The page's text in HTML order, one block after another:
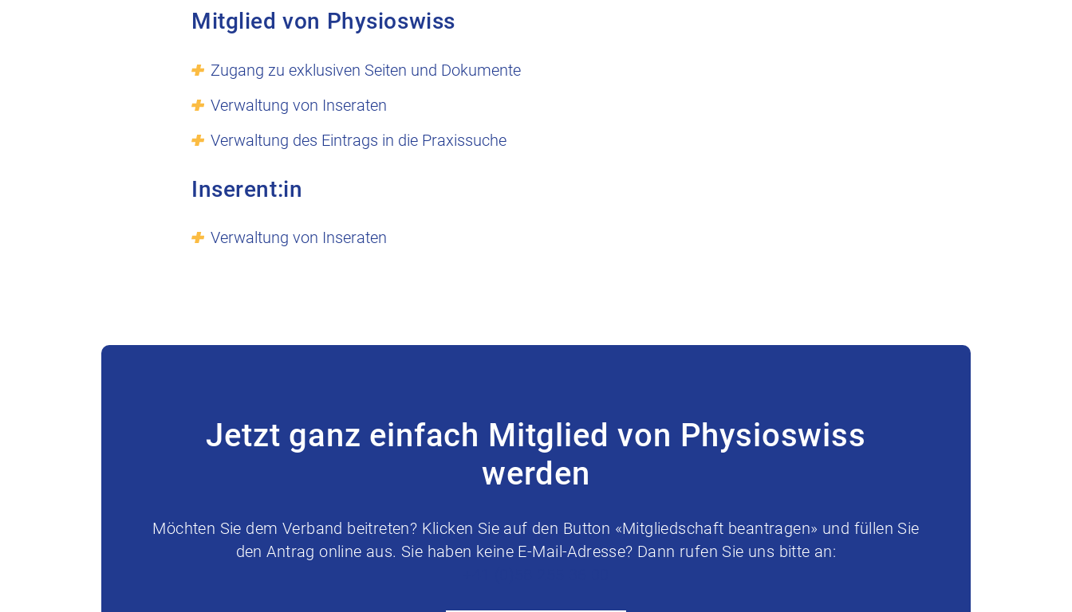
Mitglied von Physioswiss
Zugang zu exklusiven Seiten und Dokumente
Verwaltung von Inseraten
Verwaltung des Eintrags in die Praxissuche
Inserent:in
Verwaltung von Inseraten
Jetzt ganz einfach Mitglied von Physioswiss
werden
Möchten Sie dem Verband beitreten? Klicken Sie auf den Button «Mitgliedschaft beantragen» und füllen Sie
den Antrag online aus. Sie haben keine E-Mail-Adresse? Dann rufen Sie uns bitte an: